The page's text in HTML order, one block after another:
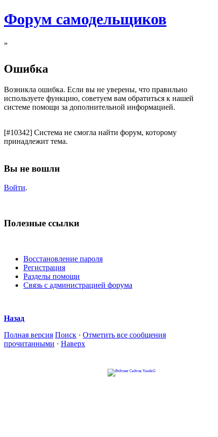
Форум самодельщиков
»
Ошибка
Возникла ошибка. Если вы не уверены, что правильно
используете функцию, советуем вам обратиться к нашей
системе помощи за дополнительной информацией.
[#10342] Система не смогла найти форум, которому
принадлежит тема.
Вы не вошли
Войти.
Полезные ссылки
Восстановление пароля
Регистрация
Разделы помощи
Связь с администрацией форума
Назад
Полная версия Поиск · Отметить все сообщения
прочитанными · Наверх